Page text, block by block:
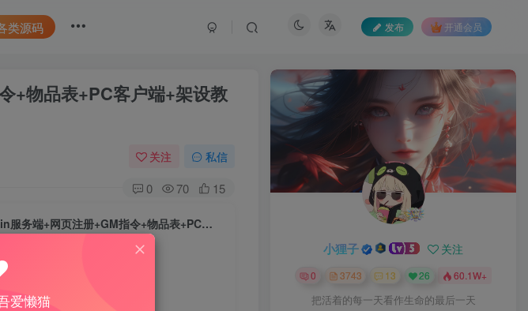
类源码 发布 开通会员
+物品表+PC客户端+架设教
关注 私信
0 70 15
【龙魂世界6职业】3D魔幻RPG端游Win服务端+网页注册+GM指令+物品表+PC客户端+架设教程
小狸子 关注
0 3743 13 26 60.1W+
把活着的每一天看作生命的最后一天
爱懒猫